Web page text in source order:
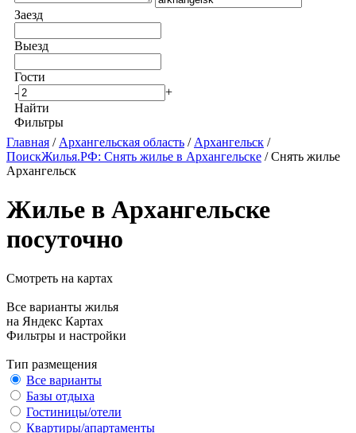
Заезд
Выезд
Гости
-
+
Найти
Фильтры
Главная / Архангельская область / Архангельск /
ПоискЖилья.РФ: Снять жилье в Архангельске / Снять жилье
Архангельск
Жилье в Архангельске
посуточно
Смотреть на картах
Все варианты жилья
на Яндекс Картах
Фильтры и настройки
Тип размещения
Все варианты
Базы отдыха
Гостиницы/отели
Квартиры/апартаменты